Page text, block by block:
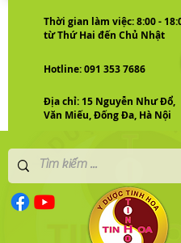
Thời gian làm việc: 8:00 -
từ Thứ Hai đến Chủ Nhật
Hotline: 091 353 7686
Địa chỉ: 15 Nguyễn Như Đổ,
Văn Miếu, Đống Đa, Hà Nội